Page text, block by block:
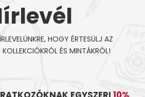
HOGY ÉRTESÜLJ AZ
ÉS MINTÁKRÓL!